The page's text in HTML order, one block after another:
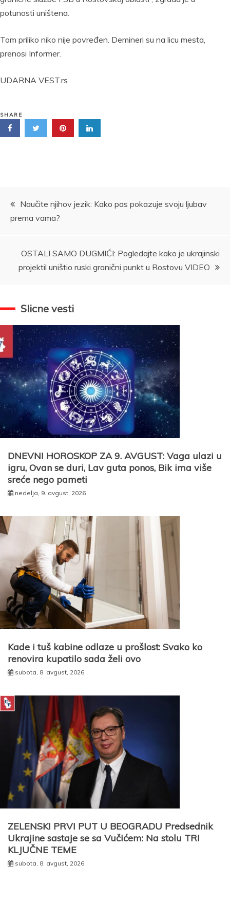
potunosti uništena.
Tom priliko niko nije povređen. Demineri su na licu mesta,
prenosi Informer.
UDARNA VEST.rs
SHARE
Kretanje
članka
Naučite njihov jezik: Kako pas pokazuje svoju ljubav
prema vama?
OSTALI SAMO DUGMIĆI: Pogledajte kako je ukrajinski
projektil uništio ruski granični punkt u Rostovu VIDEO
Slicne vesti
DNEVNI HOROSKOP ZA 9. AVGUST: Vaga ulazi u
igru, Ovan se duri, Lav guta ponos, Bik ima više
sreće nego pameti
nedelja, 9. avgust, 2026
Kade i tuš kabine odlaze u prošlost: Svako ko
renovira kupatilo sada želi ovo
subota, 8. avgust, 2026
ZELENSKI PRVI PUT U BEOGRADU Predsednik
Ukrajine sastaje se sa Vučićem: Na stolu TRI
KLJUČNE TEME
subota, 8. avgust, 2026